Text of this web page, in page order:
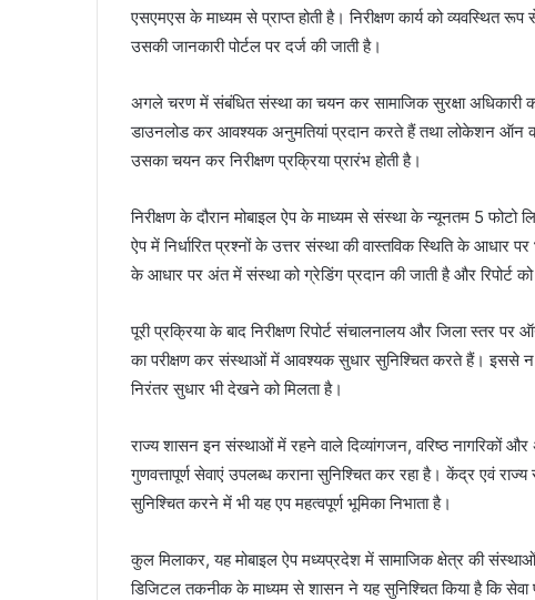
एसएमएस के माध्यम से प्राप्त होती है। निरीक्षण कार्य को व्यवस्थित
उसकी जानकारी पोर्टल पर दर्ज की जाती है।
अगले चरण में संबंधित संस्था का चयन कर सामाजिक सुरक्षा अधिकारी
डाउनलोड कर आवश्यक अनुमतियां प्रदान करते हैं तथा लोकेशन ऑन
उसका चयन कर निरीक्षण प्रक्रिया प्रारंभ होती है।
निरीक्षण के दौरान मोबाइल ऐप के माध्यम से संस्था के न्यूनतम 5 फोटो
ऐप में निर्धारित प्रश्नों के उत्तर संस्था की वास्तविक स्थिति के आधार
के आधार पर अंत में संस्था को ग्रेडिंग प्रदान की जाती है और रिपोर्ट को
पूरी प्रक्रिया के बाद निरीक्षण रिपोर्ट संचालनालय और जिला स्तर
का परीक्षण कर संस्थाओं में आवश्यक सुधार सुनिश्चित करते हैं। इससे
निरंतर सुधार भी देखने को मिलता है।
राज्य शासन इन संस्थाओं में रहने वाले दिव्यांगजन, वरिष्ठ नागरिकों
गुणवत्तापूर्ण सेवाएं उपलब्ध कराना सुनिश्चित कर रहा है। केंद्र एवं राज्य
सुनिश्चित करने में भी यह एप महत्वपूर्ण भूमिका निभाता है।
कुल मिलाकर, यह मोबाइल ऐप मध्यप्रदेश में सामाजिक क्षेत्र की
डिजिटल तकनीक के माध्यम से शासन ने यह सुनिश्चित किया है कि सेवा